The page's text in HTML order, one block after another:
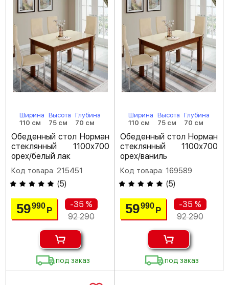
Ширина
110 см
Высота
75 см
Глубина
70 см
Обеденный стол Норман
стеклянный 1100х700
орех/белый лак
Код товара: 215451
(5)
59990Р
-35 %
92 290
под заказ
Ширина
110 см
Высота
75 см
Глубина
70 см
Обеденный стол Норман
стеклянный 1100х700
орех/ваниль
Код товара: 169589
(5)
59990 Р
-35 %
92 290
под заказ